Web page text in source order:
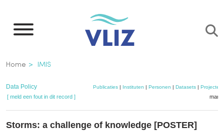
naar
inhoud
gaan
Kruimelpad
Home IMIS
Data Policy Publicaties| Instituten | Personen | Datasets| Projecten
[ meld een fout in dit record ]
Storms: a challenge of knowledge [POSTER]